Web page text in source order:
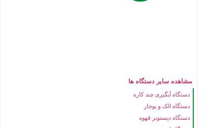
مشاهده سایر دستگاه ها
دستگاه آبگیری چند کاره
دستگاه الک و بوجار
دستگاه دیستونر قهوه